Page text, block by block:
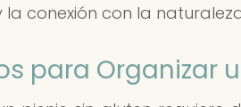
la conexión con la
para Organizar